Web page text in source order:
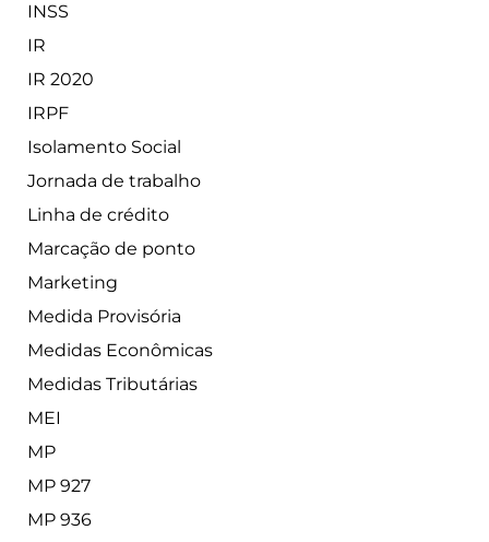
INSS
IR
IR 2020
IRPF
Isolamento Social
Jornada de trabalho
Linha de crédito
Marcação de ponto
Marketing
Medida Provisória
Medidas Econômicas
Medidas Tributárias
MEI
MP
MP 927
MP 936